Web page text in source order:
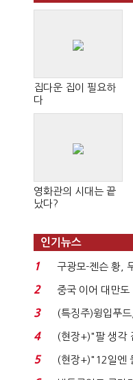
집다운 집이 필요하
다
영화관의 시대는 끝
났다?
인기뉴스
1
구광모-젠슨 황,
로봇·AI 등 논...
2
중국 이어 대만
국전쟁’
3
(특징주)윙입푸
지에 상한가...
4
(현장+)"팔 생각
요"…'덜 똘똘한
5
(현장+)"12일엔
빈 매대 채우며